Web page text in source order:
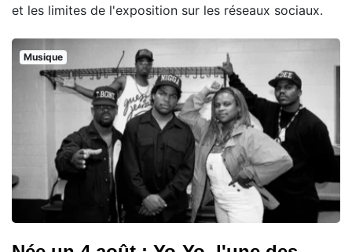
et les limites de l'exposition sur les réseaux sociaux.
Musique